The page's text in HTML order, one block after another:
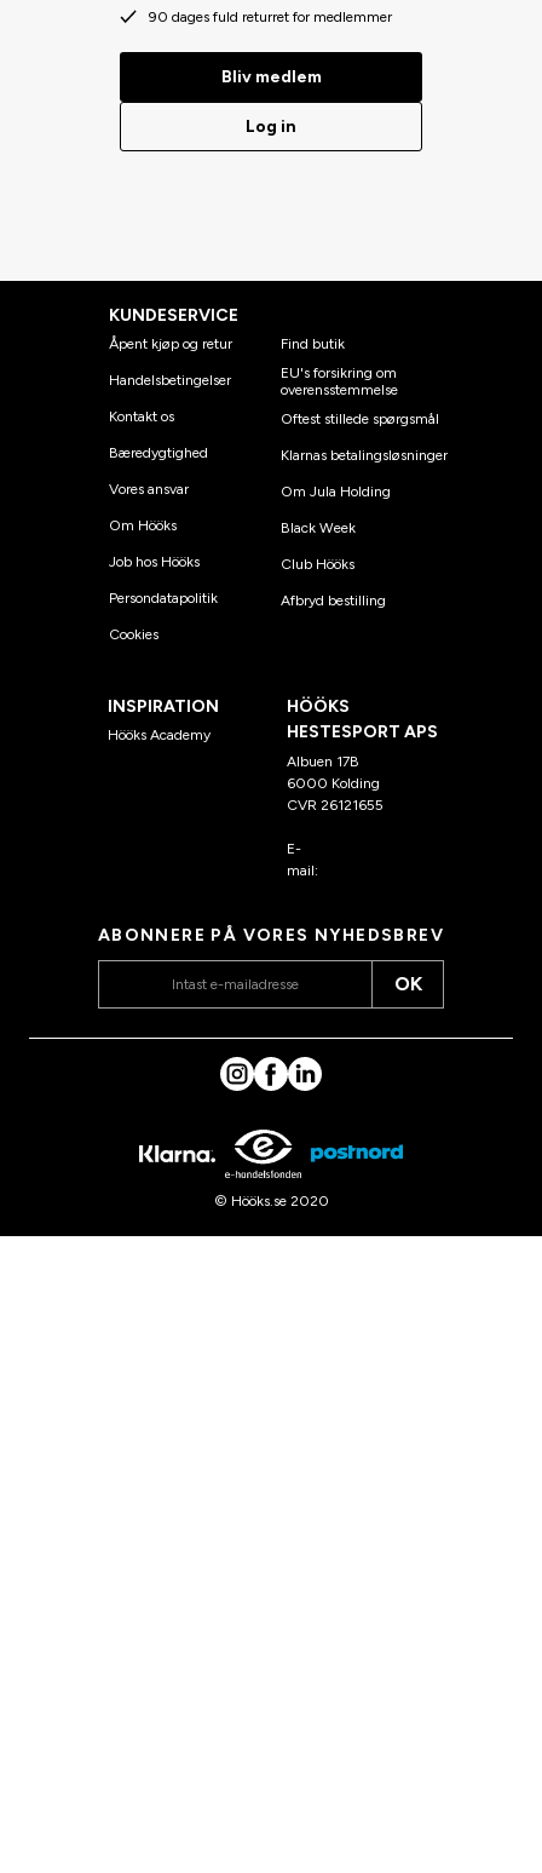
90 dages fuld returret for medlemmer
Bliv medlem
Log in
KUNDESERVICE
Åpent kjøp og retur
Handelsbetingelser
Kontakt os
Bæredygtighed
Vores ansvar
Om Hööks
Job hos Hööks
Persondatapolitik
Cookies
Find butik
EU's forsikring om
overensstemmelse
Oftest stillede spørgsmål
Klarnas betalingsløsninger
Om Jula Holding
Black Week
Club Hööks
Afbryd bestilling
INSPIRATION
Hööks Academy
HÖÖKS
HESTESPORT APS
Albuen 17B
6000 Kolding
CVR 26121655
E-
mail:
ABONNERE PÅ VORES NYHEDSBREV
OK
© Hööks.se 2020